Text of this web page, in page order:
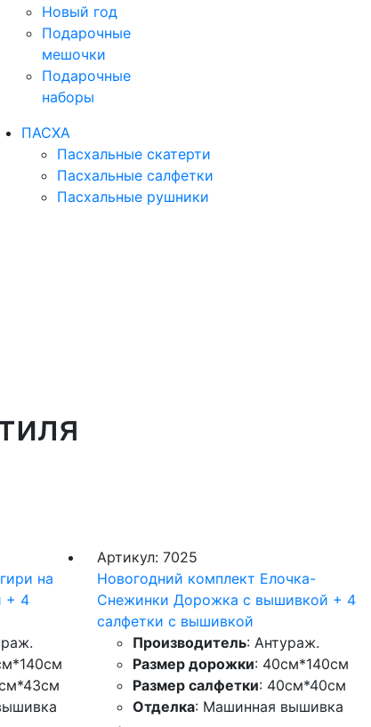
Новый год
Подарочные
мешочки
Подарочные
наборы
ПАСХА
Пасхальные скатерти
Пасхальные салфетки
Пасхальные рушники
на
+ 4
Артикул: 7025
Новогодний комплект Елочка-
Снежинки Дорожка с вышивкой + 4
салфетки с вышивкой
Производитель: Антураж.
Размер дорожки: 40см*140см
Размер салфетки: 40см*40см
Отделка: Машинная вышивка